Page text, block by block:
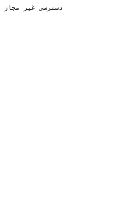
دسترسی غیر مجاز